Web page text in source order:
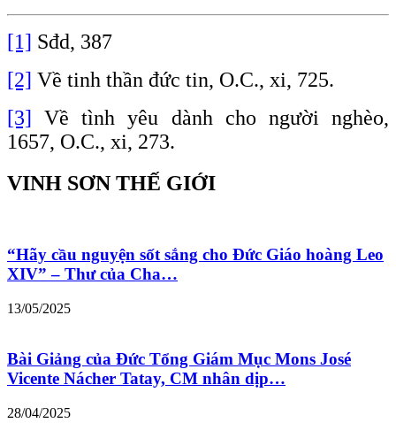
[1] Sđd, 387
[2] Về tinh thần đức tin, O.C., xi, 725.
[3] Về tình yêu dành cho người nghèo,
1657, O.C., xi, 273.
VINH SƠN THẾ GIỚI
“Hãy cầu nguyện sốt sắng cho Đức Giáo hoàng Leo
XIV” – Thư của Cha…
13/05/2025
Bài Giảng của Đức Tổng Giám Mục Mons José
Vicente Nácher Tatay, CM nhân dịp…
28/04/2025